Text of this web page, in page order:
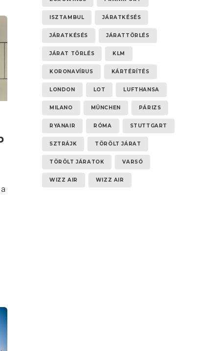
ISZTAMBUL JÁRATKÉSÉS
JÁRATKÉSÉS JÁRATTÖRLÉS
JÁRAT TÖRLÉS KLM
KORONAVÍRUS KÁRTÉRÍTÉS
LONDON LOT LUFTHANSA
MILANO MÜNCHEN PÁRIZS
RYANAIR RÓMA STUTTGART
SZTRÁJK TÖRÖLT JÁRAT
TÖRÖLT JÁRATOK VARSÓ
WIZZ AIR WIZZ AIR